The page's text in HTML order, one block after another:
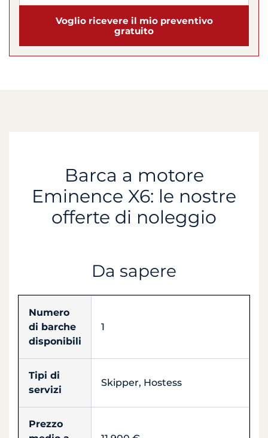
Voglio ricevere il mio preventivo
gratuito
Barca a motore
Eminence X6: le nostre
offerte di noleggio
Da sapere
Numero
di barche
disponibili
1
Tipi di
servizi
Skipper, Hostess
Prezzo